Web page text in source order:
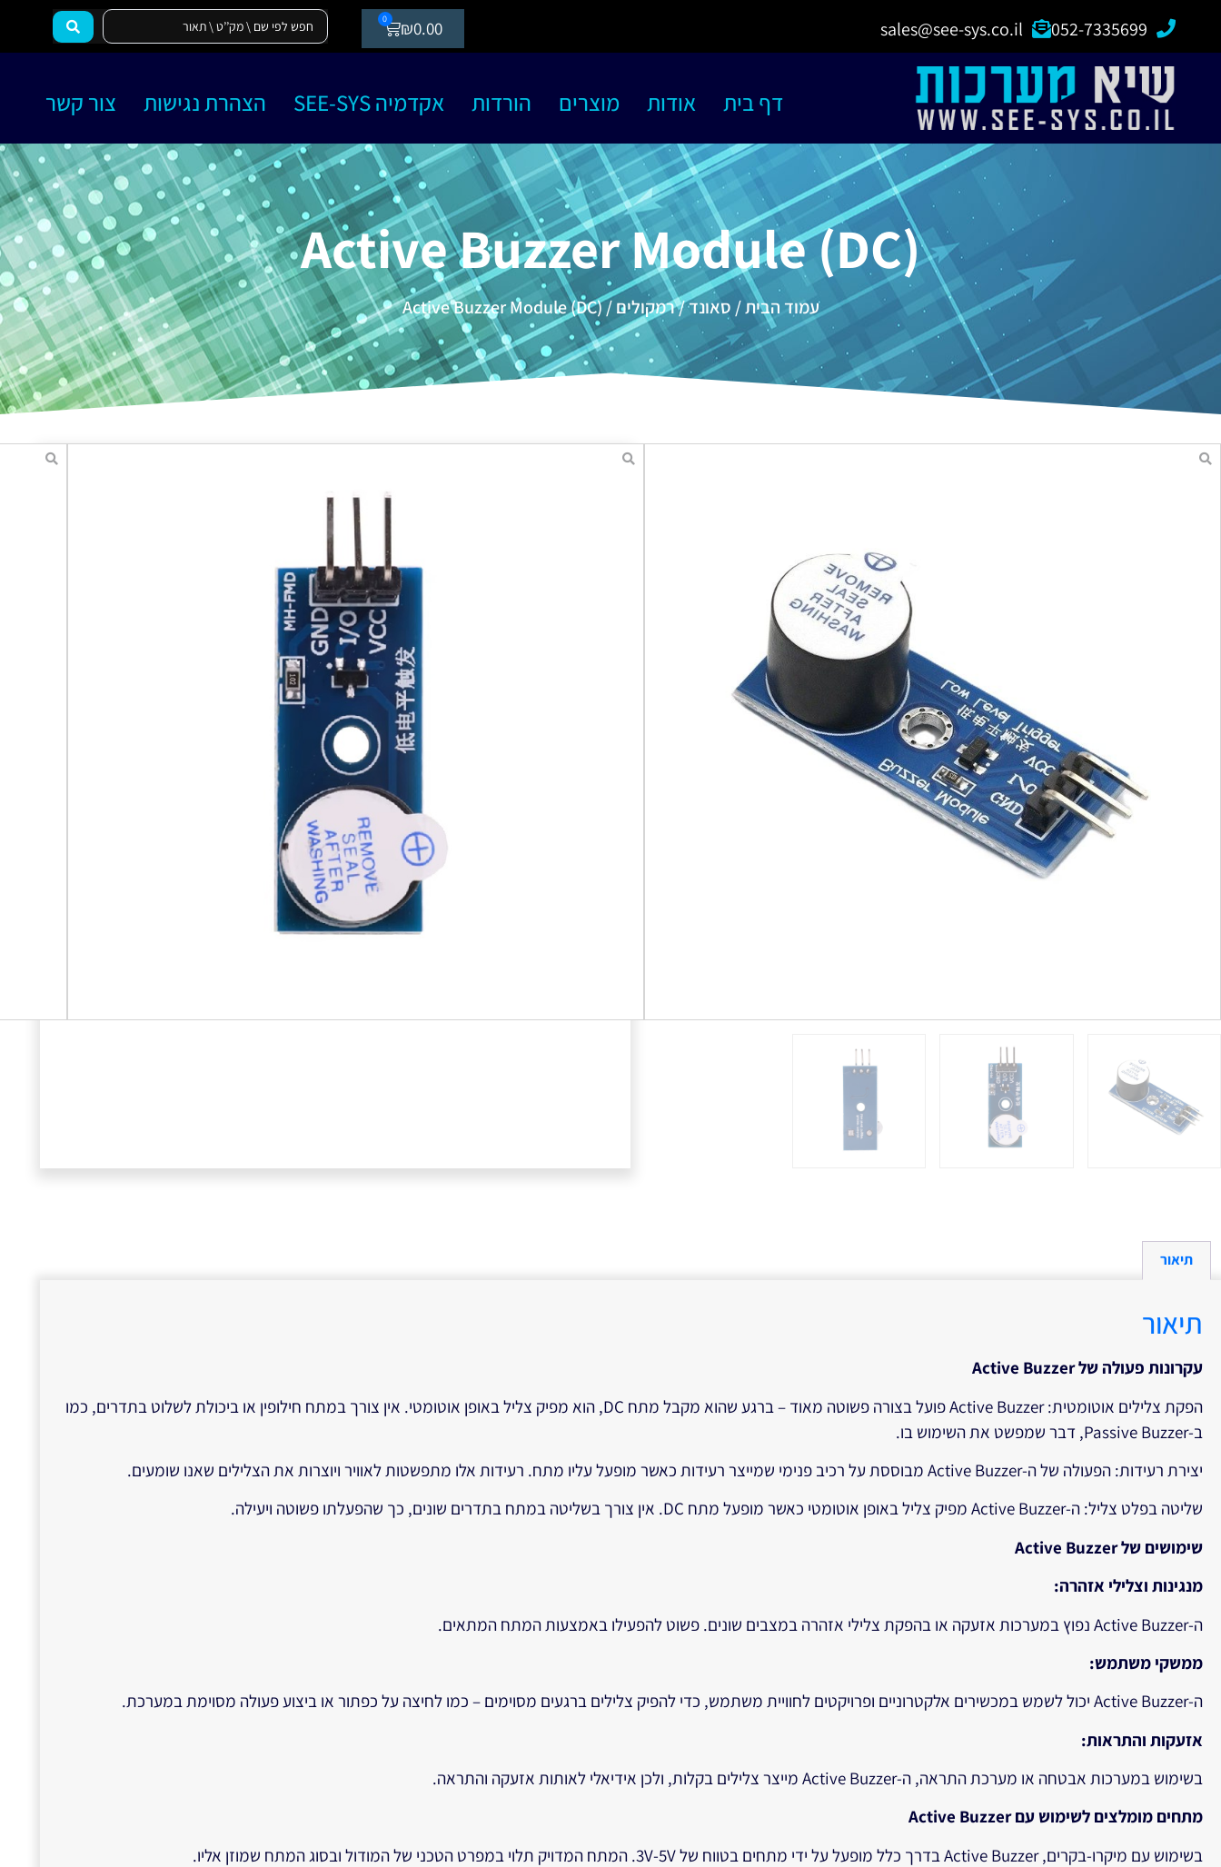
052-7335699
sales@see-sys.co.il
₪0.00
0
דף בית אודות מוצרים הורדות אקדמיה SEE-SYS הצהרת נגישות צור קשר
Active Buzzer Module (DC)
עמוד הבית/ סאונד/רמקולים/ Active Buzzer Module (DC)
Active Buzzer Module (DC)
הוא מתחיל להפיק צליל ללא צורך בתדרים משתנים או שליטה חיצונית
תיאור
תיאור
עקרונות פעולה של Active Buzzer
הפקת צלילים אוטומטית: Active Buzzer פועל בצורה פשוטה מאוד – ברגע שהוא מקבל מתח DC, הוא מפיק צליל באופן אוטומטי. אין צורך במתח חילופין או ביכולת לשלוט בתדרים, כמו
ב-Passive Buzzer, דבר שמפשט את השימוש בו.
יצירת רעידות: הפעולה של ה-Active Buzzer מבוססת על רכיב פנימי שמייצר רעידות כאשר מופעל עליו מתח. רעידות אלו מתפשטות לאוויר ויוצרות את הצלילים שאנו שומעים.
שליטה בפלט צליל: ה-Active Buzzer מפיק צליל באופן אוטומטי כאשר מופעל מתח DC. אין צורך בשליטה במתח בתדרים שונים, כך שהפעלתו פשוטה ויעילה.
שימושים של Active Buzzer
מנגינות וצלילי אזהרה:
ה-Active Buzzer נפוץ במערכות אזעקה או בהפקת צלילי אזהרה במצבים שונים. פשוט להפעילו באמצעות המתח המתאים.
ממשקי משתמש:
ה-Active Buzzer יכול לשמש במכשירים אלקטרוניים ופרויקטים לחוויית משתמש, כדי להפיק צלילים ברגעים מסוימים – כמו לחיצה על כפתור או ביצוע פעולה מסוימת במערכת.
אזעקות והתראות:
בשימוש במערכות אבטחה או מערכת התראה, ה-Active Buzzer מייצר צלילים בקלות, ולכן אידיאלי לאותות אזעקה והתראה.
מתחים מומלצים לשימוש עם Active Buzzer
בשימוש עם מיקרו-בקרים, Active Buzzer בדרך כלל מופעל על ידי מתחים בטווח של 3V-5V. המתח המדויק תלוי במפרט הטכני של המודול ובסוג המתח שמוזן אליו.